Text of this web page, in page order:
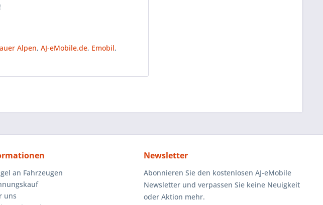
Alpen,AJ-eMobile.de, Emobil,
an Fahrzeugen
uns
Newsletter
Abonnieren Sie den kostenlosen AJ-eMobile
Newsletter und verpassen Sie keine Neuigkeit
oder Aktion mehr.